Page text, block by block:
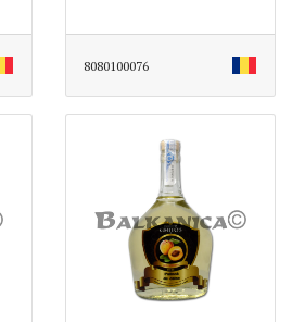
8080100076